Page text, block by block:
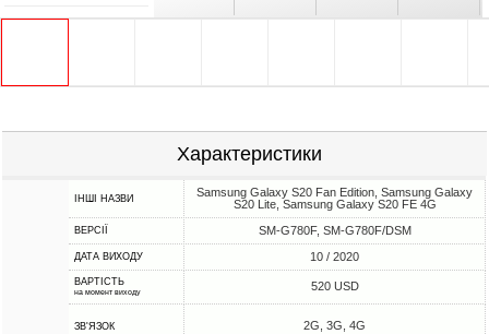
Характеристики
ІНШІ НАЗВИ
Samsung Galaxy S20 Fan Edition, Samsung Galaxy
S20 Lite, Samsung Galaxy S20 FE 4G
ВЕРСІЇ SM-G780F, SM-G780F/DSM
ДАТА ВИХОДУ 10 / 2020
ВАРТІСТЬ
на момент виходу 520 USD
ЗВ'ЯЗОК 2G, 3G, 4G